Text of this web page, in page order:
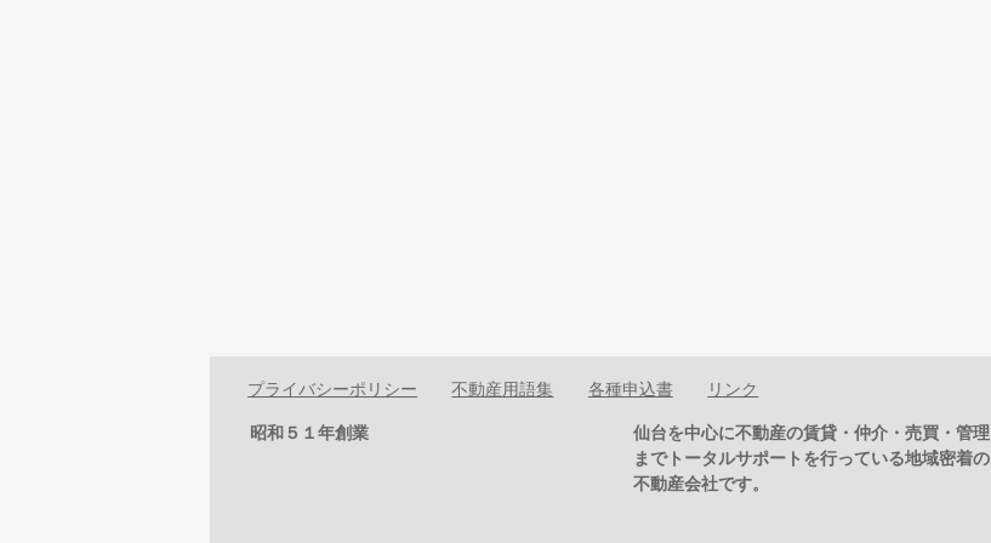
プライバシーポリシー 不動産用語集 各種申込書 リンク
昭和５１年創業
仙台を中心に不動産の賃貸・仲介・売買・管理
までトータルサポートを行っている地域密着の
不動産会社です。